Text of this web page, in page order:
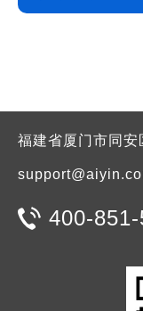
福建省厦门市同
400-